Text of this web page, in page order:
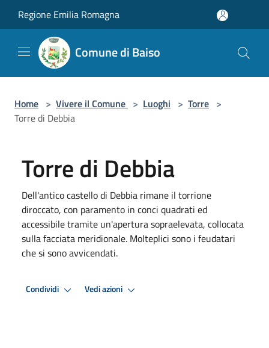
Regione Emilia Romagna
Comune di Baiso
Home > Vivere il Comune > Luoghi > Torre >
Torre di Debbia
Torre di Debbia
Dell'antico castello di Debbia rimane il torrione
diroccato, con paramento in conci quadrati ed
accessibile tramite un'apertura sopraelevata, collocata
sulla facciata meridionale. Molteplici sono i feudatari
che si sono avvicendati.
Condividi Vedi azioni